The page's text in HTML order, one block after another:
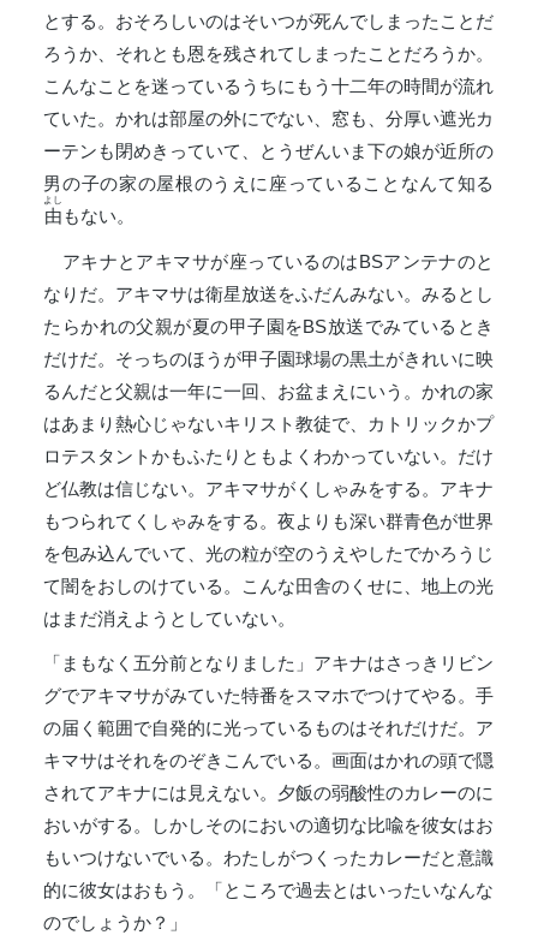
とする。おそろしいのはそいつが死んでしまったことだ
ろうか、それとも恩を残されてしまったことだろうか。
こんなことを迷っているうちにもう十二年の時間が流れ
ていた。かれは部屋の外にでない、窓も、分厚い遮光カ
ーテンも閉めきっていて、とうぜんいま下の娘が近所の
男の子の家の屋根のうえに座っていることなんて知る
由
よし
もない。
アキナとアキマサが座っているのはBSアンテナのと
なりだ。アキマサは衛星放送をふだんみない。みるとし
たらかれの父親が夏の甲子園をBS放送でみているとき
だけだ。そっちのほうが甲子園球場の黒土がきれいに映
るんだと父親は一年に一回、お盆まえにいう。かれの家
はあまり熱心じゃないキリスト教徒で、カトリックかプ
ロテスタントかもふたりともよくわかっていない。だけ
ど仏教は信じない。アキマサがくしゃみをする。アキナ
もつられてくしゃみをする。夜よりも深い群青色が世界
を包み込んでいて、光の粒が空のうえやしたでかろうじ
て闇をおしのけている。こんな田舎のくせに、地上の光
はまだ消えようとしていない。
「まもなく五分前となりました」アキナはさっきリビン
グでアキマサがみていた特番をスマホでつけてやる。手
の届く範囲で自発的に光っているものはそれだけだ。ア
キマサはそれをのぞきこんでいる。画面はかれの頭で隠
されてアキナには見えない。夕飯の弱酸性のカレーのに
おいがする。しかしそのにおいの適切な比喩を彼女はお
もいつけないでいる。わたしがつくったカレーだと意識
的に彼女はおもう。「ところで過去とはいったいなんな
のでしょうか？」